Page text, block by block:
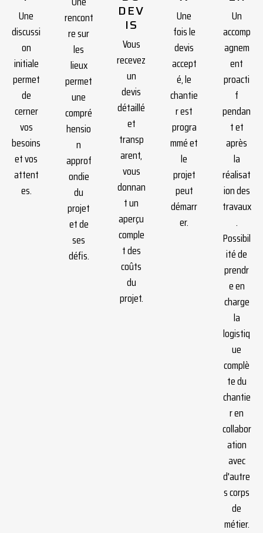
Une
discussi
on
initiale
permet
de
cerner
vos
besoins
et vos
attent
es.
rencont
re sur
les
lieux
permet
une
compré
hensio
n
approf
ondie
du
projet
et de
ses
défis.
DEV
IS
Vous
recevez
un
devis
détaillé
et
transp
arent,
vous
donnan
t un
aperçu
comple
t des
coûts
du
projet.
Une
fois le
devis
accept
é, le
chantie
r est
progra
mmé et
le
projet
peut
démarr
er.
Un
accomp
agnem
ent
proacti
f
pendan
t et
après
la
réalisat
ion des
travaux
.
Possibil
ité de
prendr
e en
charge
la
logistiq
ue
complè
te du
chantie
r en
collabor
ation
avec
d'autre
s corps
de
métier.